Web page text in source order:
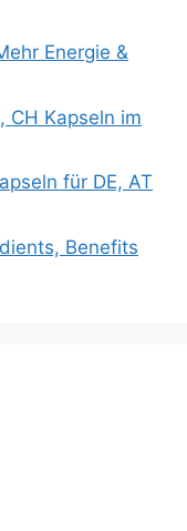
Energie &
CH Kapseln im
für DE, AT
Benefits